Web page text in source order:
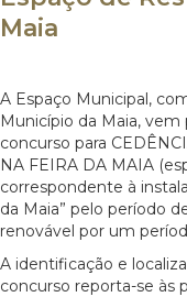
Maia
A Espaço Municipal,
Município da Maia,
concurso para
NA FEIRA DA MAIA
correspondente à
da Maia” pelo período
renovável por um
A identificação e
concurso reporta-se às